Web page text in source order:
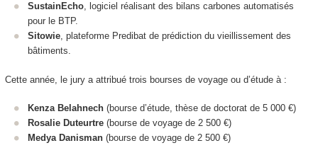
SustainEcho, logiciel réalisant des bilans carbones automatisés
pour le BTP.
Sitowie, plateforme Predibat de prédiction du vieillissement des
bâtiments.
Cette année, le jury a attribué trois bourses de voyage ou d’étude à :
Kenza Belahnech (bourse d’étude, thèse de doctorat de 5 000 €)
Rosalie Duteurtre (bourse de voyage de 2 500 €)
Medya Danisman (bourse de voyage de 2 500 €)